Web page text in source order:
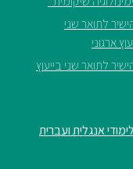
לתואר שני
ארגוני
לתואר שני בייעוץ
אנגלית ועברית